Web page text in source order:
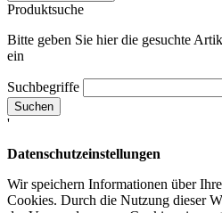
Produktsuche
Bitte geben Sie hier die gesuchte
ein
Suchbegriffe
Suchen
'
Datenschutzeinstellungen
Wir speichern Informationen über
Cookies. Durch die Nutzung dieser